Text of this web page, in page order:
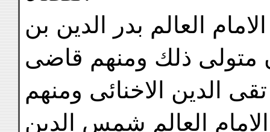
العالم بدر الدين بن
متولى ذلك ومنهم قاضى
الدين الاخنائى ومنهم
العالم شمس الدين